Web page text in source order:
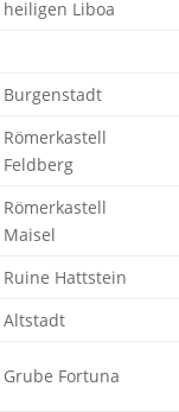
heiligen Liboa
Burgenstadt
Römerkastell
Feldberg
Römerkastell
Maisel
Ruine Hattstein
Altstadt
Grube Fortuna